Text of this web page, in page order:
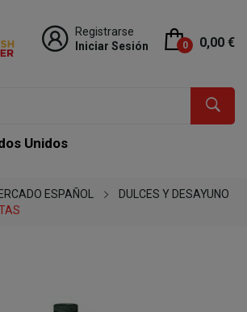
Registrarse
Iniciar Sesión
0 0,00 €
Unidos
ESPAÑOL
DULCES Y DESAYUNO